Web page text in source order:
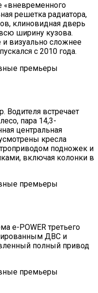
«вневременного
решетка радиатора,
клиновидная дверь
ширину кузова.
и визуально сложнее
с 2010 года.
Водителя встречает
пара 14,3-
центральная
кресла
подножек и
включая колонки в
e-POWER третьего
ДВС и
полный привод